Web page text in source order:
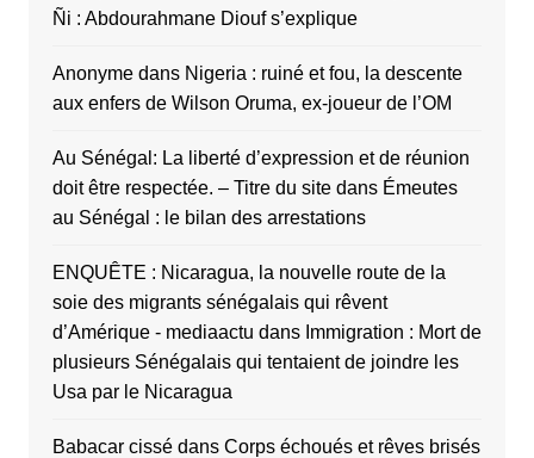
Ñi : Abdourahmane Diouf s’explique
Anonymedans Nigeria : ruiné et fou, la descente
aux enfers de Wilson Oruma, ex-joueur de l’OM
Au Sénégal: La liberté d’expression et de réunion
doit être respectée. – Titre du sitedans Émeutes
au Sénégal : le bilan des arrestations
ENQUÊTE : Nicaragua, la nouvelle route de la
soie des migrants sénégalais qui rêvent
d’Amérique - mediaactu dans Immigration : Mort de
plusieurs Sénégalais qui tentaient de joindre les
Usa par le Nicaragua
Babacar cissédans Corps échoués et rêves brisés